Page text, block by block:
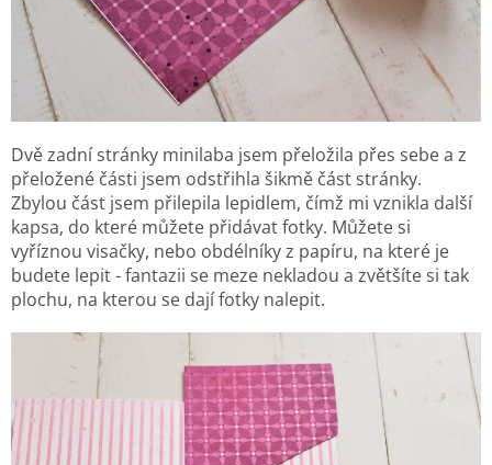
Dvě zadní stránky minilaba jsem přeložila přes sebe a z
přeložené části jsem odstřihla šikmě část stránky.
Zbylou část jsem přilepila lepidlem, čímž mi vznikla další
kapsa, do které můžete přidávat fotky. Můžete si
vyříznou visačky, nebo obdélníky z papíru, na které je
budete lepit - fantazii se meze nekladou a zvětšíte si tak
plochu, na kterou se dají fotky nalepit.